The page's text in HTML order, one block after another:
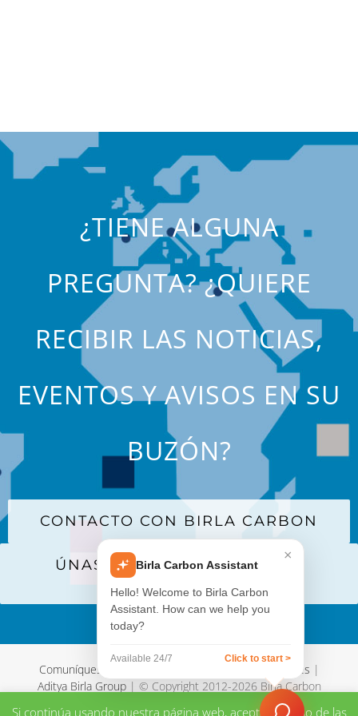
¿TIENE ALGUNA
PREGUNTA? ¿QUIERE
RECIBIR LAS NOTICIAS,
EVENTOS Y AVISOS EN SU
BUZÓN?
CONTACTO CON BIRLA CARBON
ÚNASE A NUESTRA LISTA DE
Comuníquese con nosotros Términos y Condiciones |
Aditya Birla Group| © Copyright 2012-2026 Birla Carbon
Si continúa usando nuestra página web, aceptará el uso de las
×
Birla Carbon Assistant
Hello! Welcome to Birla Carbon
Assistant. How can we help you
today?
Available 24/7 Click to start >